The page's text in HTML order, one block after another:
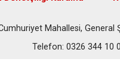
Mahallesi, General
Telefon: 0326 344 10